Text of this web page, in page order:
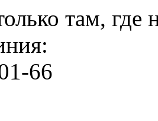
там,
66